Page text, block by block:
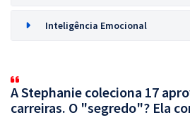
Inteligência Emocional
A Stephanie coleciona 17
carreiras. O "segredo"? Ela